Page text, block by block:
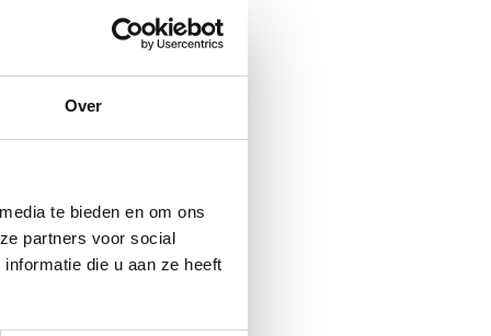
Over
te bieden en om ons
partners voor social
die u aan ze heeft